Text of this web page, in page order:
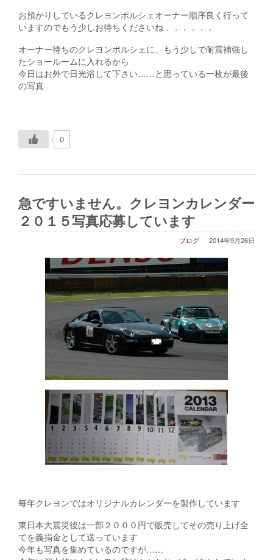
お預かりしているクレヨンポルシェオーナー順序良く行って
いますのでもう少しお待ちくださいね．．．．．．
オーナー待ちのクレヨンポルシェに、もう少しで耐震補強し
たショールームに入れるから
今日はお外で日光浴して下さい……と思っている一枚が最後
の写真
0
急ですいません。クレヨンカレンダー
２０１５写真応募しています
2014年9月26日
ブログ
毎年クレヨンではオリジナルカレンダーを製作しています
東日本大震災後は一部２０００円で販売してその売り上げ全
てを義捐金として送っています
今年も写真を集めているのですが……